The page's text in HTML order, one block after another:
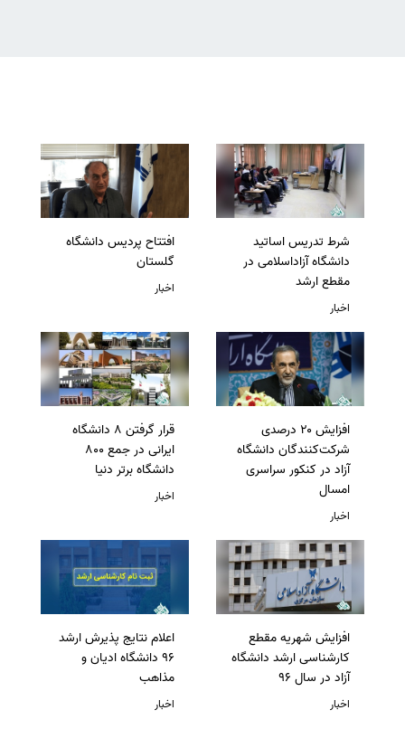
شرط تدریس اساتید
دانشگاه آزاداسلامی در
مقطع ارشد
اخبار
افتتاح پردیس دانشگاه
گلستان
اخبار
افزایش ۲۰ درصدی
شرکت‌کنندگان دانشگاه
آزاد در کنکور سراسری
امسال
اخبار
قرار گرفتن 8 دانشگاه
ایرانی در جمع 800
دانشگاه برتر دنیا
اخبار
افزایش شهریه مقطع
کارشناسی ارشد دانشگاه
آزاد در سال 96
اخبار
اعلام نتایج پذیرش ارشد
96 دانشگاه ادیان و
مذاهب
اخبار